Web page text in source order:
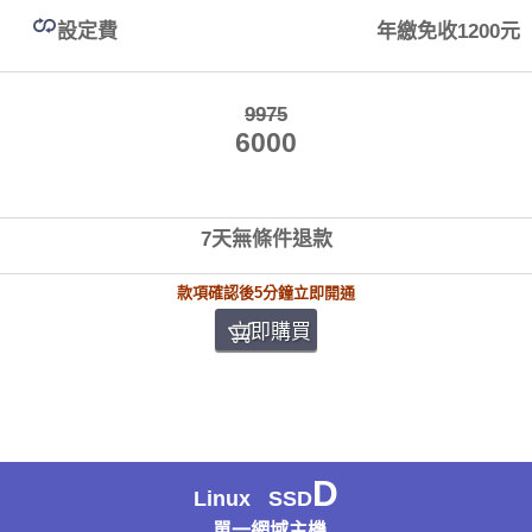
設定費 年繳免收1200元
9975
6000
7天無條件退款
款項確認後5分鐘立即開通
立即購買
Linux SSDD